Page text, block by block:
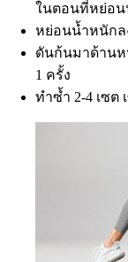
ในตอนที่หย่อ
หย่อนน้ำหนักล
ดันก้นมาด้านห
1 ครั้ง
ทำซ้ำ 2-4 เซต